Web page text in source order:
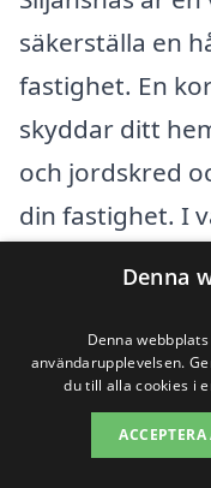
säkerställa en
fastighet. En
skyddar ditt
och jordskred
din fastighet. I
närområde,
över städer i
du kan hitta
Några av de
Denna
Denna
användarupplevelsen.
du till alla cookies i